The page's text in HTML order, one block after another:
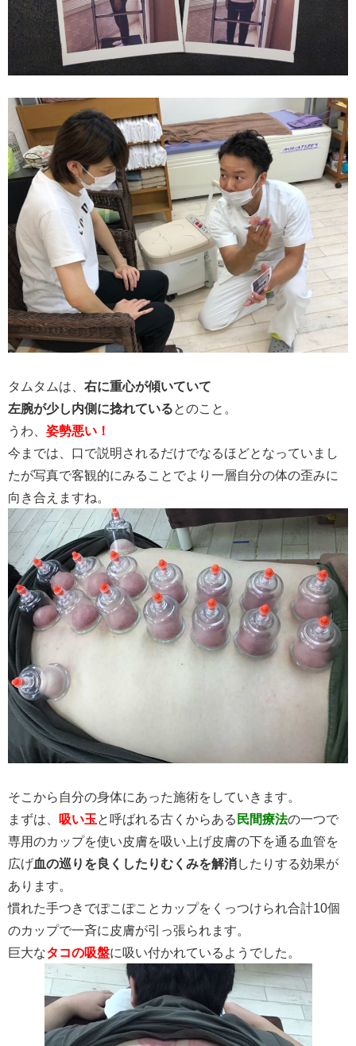
タムタムは、 右に重心が傾いていて
左腕が少し内側に捻れている とのこと。
うわ、 姿勢悪い！
今までは、口で説明されるだけでなるほどとなっていまし
たが写真で客観的にみることでより一層自分の体の歪みに
向き合えますね。
そこから自分の身体にあった施術をしていきます。
まずは、
吸い玉と呼ばれる古くからある 民間療法の一つで
専用のカップを使い皮膚を吸い上げ皮膚の下を通る血管を
広げ血の巡りを良くしたりむくみを解消したりする効果が
あります。
慣れた手つきでぽこぽことカップをくっつけられ合計10個
のカップで一斉に皮膚が引っ張られます。
巨大なタコの吸盤に吸い付かれているようでした。